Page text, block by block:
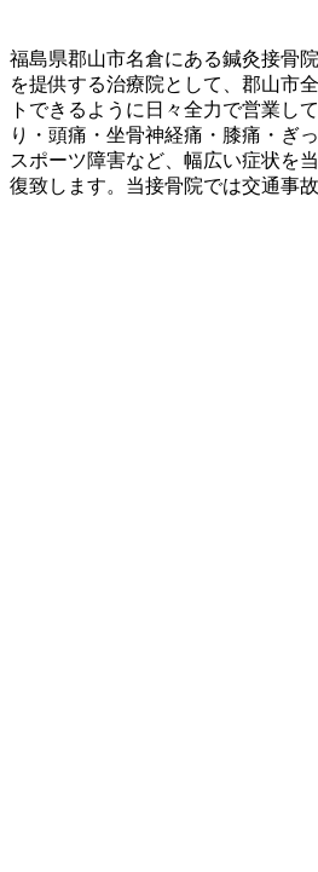
福島県郡山市名倉にある鍼灸接骨
を提供する治療院として、郡山市
トできるように日々全力で営業し
り・頭痛・坐骨神経痛・膝痛・ぎ
スポーツ障害など、幅広い症状を
復致します。当接骨院では交通事